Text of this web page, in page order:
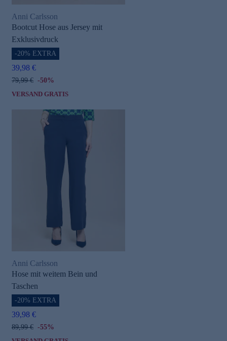
Anni Carlsson
Bootcut Hose aus Jersey mit
Exklusivdruck
-20% EXTRA
39,98 €
79,99 € -50%
VERSAND GRATIS
Anni Carlsson
Hose mit weitem Bein und
Taschen
-20% EXTRA
39,98 €
89,99 € -55%